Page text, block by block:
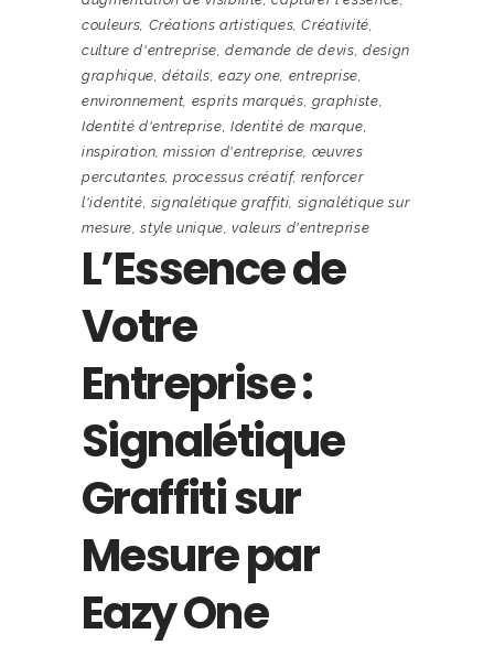
couleurs Créations artistiques ,Créativité
culture d'entreprise ,demande de devis ,design
graphique ,détails ,eazy one entreprise
environnement esprits marqués graphiste
Identité d'entreprise Identité de marque
inspiration ,mission d'entreprise œuvres
percutantes ,processus créatif, renforcer
l'identité signalétique graffiti signalétique sur
mesure ,style unique ,valeurs d'entreprise
L’Essence de
Votre
Entreprise :
Signalétique
Graffiti sur
Mesure par
Eazy One